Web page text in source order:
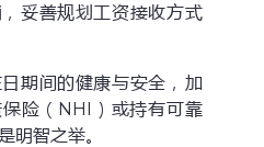
妥善规划工资接收方式
期间的健康与安全，加
险（NHI）或持有可靠
明智之举。